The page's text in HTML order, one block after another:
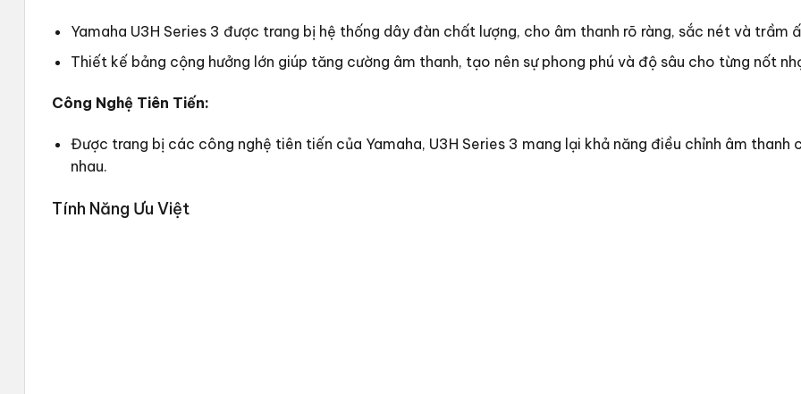
Yamaha U3H Series 3 được trang bị hệ thống dây đàn chất lượng, cho âm thanh rõ ràng, sắc nét và trầm
Thiết kế bảng cộng hưởng lớn giúp tăng cường âm thanh, tạo nên sự phong phú và độ sâu cho từng nốt
Công Nghệ Tiên Tiến:
Được trang bị các công nghệ tiên tiến của Yamaha, U3H Series 3 mang lại khả năng điều chỉnh âm thanh
nhau.
Tính Năng Ưu Việt